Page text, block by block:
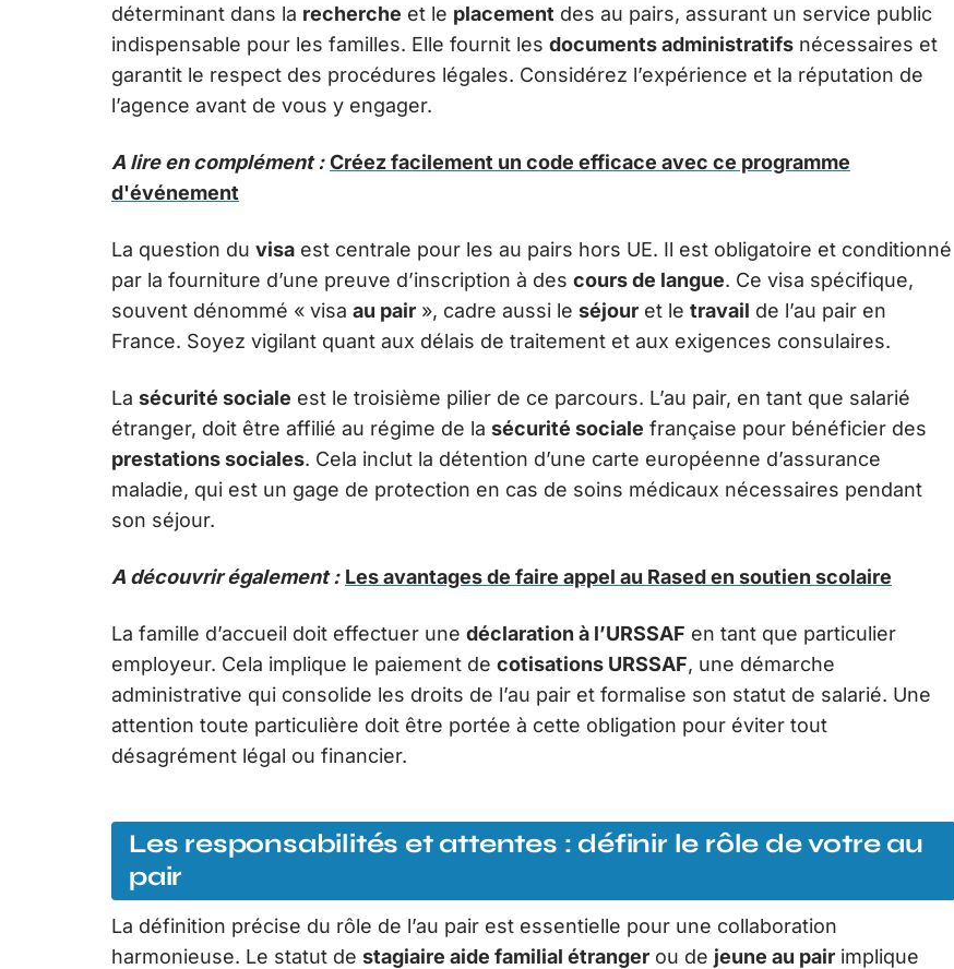
déterminant dans la recherche et le placement des au pairs, assurant un service public
indispensable pour les familles. Elle fournit les documents administratifs nécessaires et
garantit le respect des procédures légales. Considérez l’expérience et la réputation de
l’agence avant de vous y engager.
A lire en complément : Créez facilement un code efficace avec ce programme
d'événement
La question du visa est centrale pour les au pairs hors UE. Il est obligatoire et conditionné
par la fourniture d’une preuve d’inscription à des cours de langue. Ce visa spécifique,
souvent dénommé « visa au pair », cadre aussi le séjour et le travail de l’au pair en
France. Soyez vigilant quant aux délais de traitement et aux exigences consulaires.
La sécurité sociale est le troisième pilier de ce parcours. L’au pair, en tant que salarié
étranger, doit être affilié au régime de la sécurité sociale française pour bénéficier des
prestations sociales. Cela inclut la détention d’une carte européenne d’assurance
maladie, qui est un gage de protection en cas de soins médicaux nécessaires pendant
son séjour.
A découvrir également : Les avantages de faire appel au Rased en soutien scolaire
La famille d’accueil doit effectuer une déclaration à l’URSSAF en tant que particulier
employeur. Cela implique le paiement de cotisations URSSAF, une démarche
administrative qui consolide les droits de l’au pair et formalise son statut de salarié. Une
attention toute particulière doit être portée à cette obligation pour éviter tout
désagrément légal ou financier.
Les responsabilités et attentes : définir le rôle de votre au
pair
La définition précise du rôle de l’au pair est essentielle pour une collaboration
harmonieuse. Le statut de stagiaire aide familial étranger ou de jeune au pair implique